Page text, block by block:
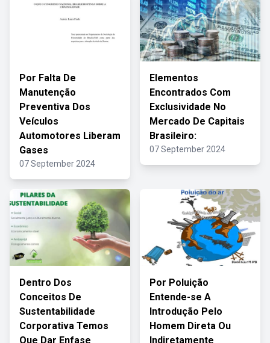
Por Falta De
Manutenção
Preventiva Dos
Veículos
Automotores Liberam
Gases
07 September 2024
Elementos
Encontrados Com
Exclusividade No
Mercado De Capitais
Brasileiro:
07 September 2024
Dentro Dos
Conceitos De
Sustentabilidade
Corporativa Temos
Que Dar Enfase
Por Poluição
Entende-se A
Introdução Pelo
Homem Direta Ou
Indiretamente